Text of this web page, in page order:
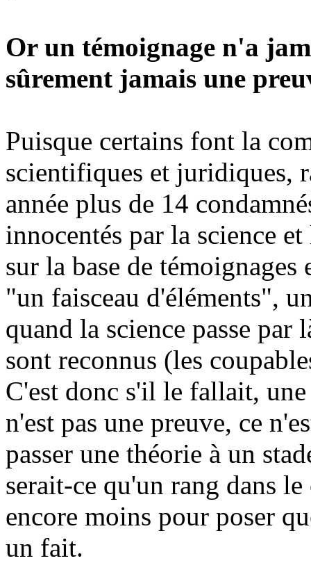
Or un témoignage n'a
sûrement jamais une
Puisque certains font la
scientifiques et juridiques,
année plus de 14
innocentés par la science
sur la base de
"un faisceau d'éléments",
quand la science passe par
sont reconnus (les
C'est donc s'il le fallait,
n'est pas une preuve, ce
passer une théorie à un
serait-ce qu'un rang dans
encore moins pour poser
un fait.